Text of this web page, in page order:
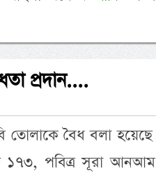
প্রদান....
বৈধ বলা হয়েছে।
১৭৩, পবিত্র সূরা আনআম